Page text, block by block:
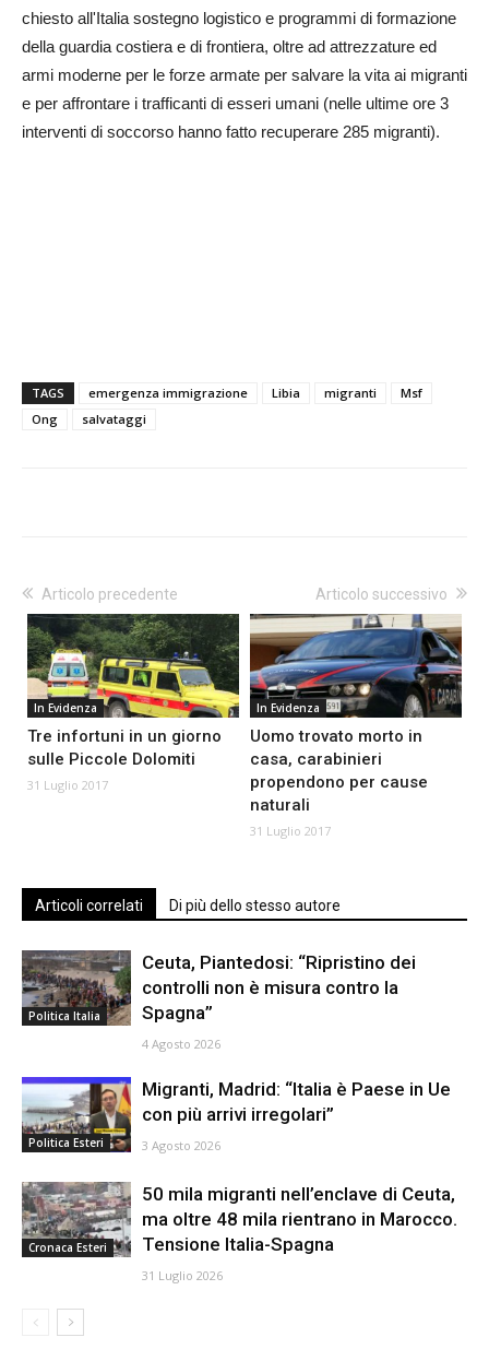
chiesto all'Italia sostegno logistico e programmi di formazione
della guardia costiera e di frontiera, oltre ad attrezzature ed
armi moderne per le forze armate per salvare la vita ai migranti
e per affrontare i trafficanti di esseri umani (nelle ultime ore 3
interventi di soccorso hanno fatto recuperare 285 migranti).
TAGS emergenza immigrazione Libia migranti
Msf
Ong
salvataggi
Articolo precedente
In Evidenza
Tre infortuni in un giorno
sulle Piccole Dolomiti
31 Luglio 2017
Articolo successivo
In Evidenza
Uomo trovato morto in
casa, carabinieri
propendono per cause
naturali
31 Luglio 2017
Articoli correlati Di più dello stesso autore
Politica Italia
Ceuta, Piantedosi: “Ripristino dei
controlli non è misura contro la
Spagna”
4 Agosto 2026
Politica Esteri
Migranti, Madrid: “Italia è Paese in Ue
con più arrivi irregolari”
3 Agosto 2026
Cronaca Esteri
50 mila migranti nell’enclave di Ceuta,
ma oltre 48 mila rientrano in Marocco.
Tensione Italia-Spagna
31 Luglio 2026